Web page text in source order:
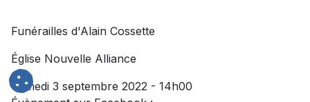
Funérailles d'Alain Cossette
Église Nouvelle Alliance
Samedi 3 septembre 2022 - 14h00